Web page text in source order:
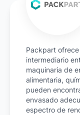
Packpart
intermediario
maquinaria de
alimentaria,
pueden
envasado
espectro de